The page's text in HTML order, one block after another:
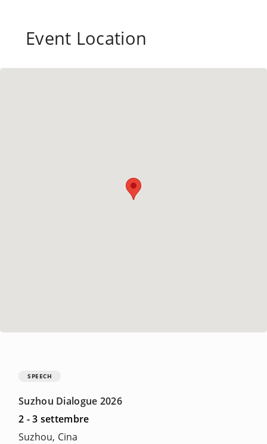
Event Location
SPEECH
Suzhou Dialogue 2026
2 - 3 settembre
Suzhou, Cina